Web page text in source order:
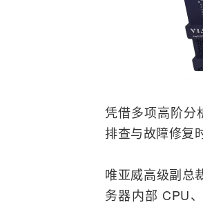
凭借多项高阶分
排查与故障修复
唯亚威高级副总
务器内部 CPU、